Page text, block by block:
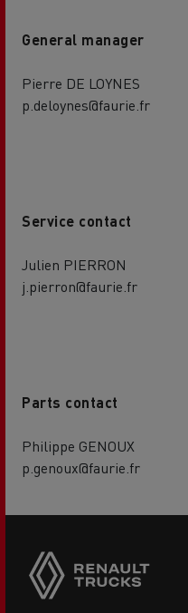
General manager
Pierre DE LOYNES
p.deloynes@faurie.fr
Service contact
Julien PIERRON
j.pierron@faurie.fr
Parts contact
Philippe GENOUX
p.genoux@faurie.fr